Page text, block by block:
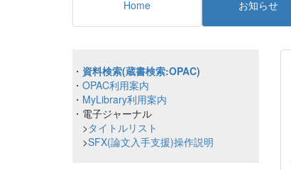
Home お知らせ
・ 資料検索(蔵書検索:OPAC)
・ OPAC利用案内
・ MyLibrary利用案内
・電子ジャーナル
>タイトルリスト
>SFX(論文入手支援)操作説明